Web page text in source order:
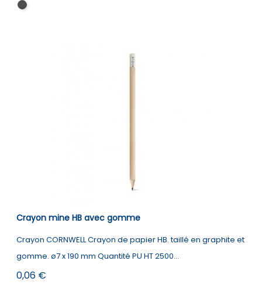
Noir
Crayon mine HB avec gomme
Crayon CORNWELL Crayon de papier HB. taillé en graphite et
gomme. ø7 x 190 mm Quantité PU HT 2500...
Prix
0,06 €